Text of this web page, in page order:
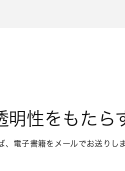
明性をもたら
電子書籍をメールでお送りしま